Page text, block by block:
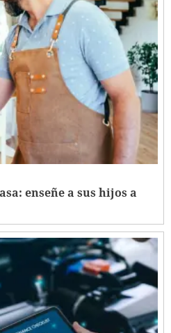
enseñe a sus hijos a